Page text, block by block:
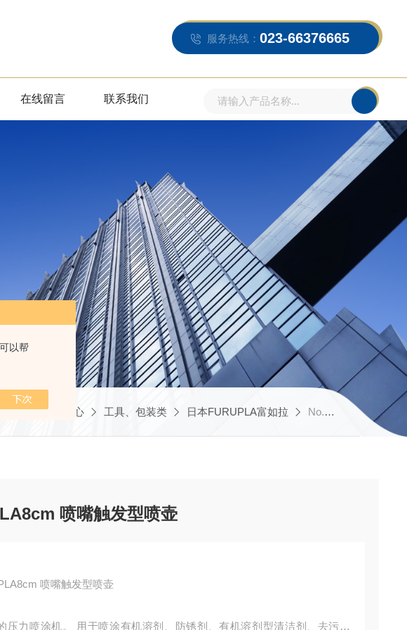
以帮
服务热线： 023-66376665
在线留言 联系我们
首页 产品中心 工具、包装类 日本FURUPLA富如拉 No.3538日本FUPUPLA8cm 喷嘴触发型喷壶
日本FUPUPLA8cm 喷嘴触发型喷壶
喷嘴触发型喷壶
压力喷涂机。 用于喷涂有机溶剂、防锈剂、有机溶剂型清洁剂、去污剂